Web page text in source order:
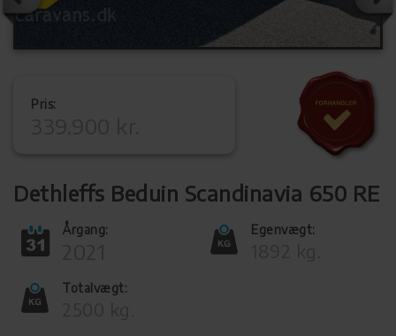
Pris:
Dethleffs Beduin Scandinavia 650 RE
Årgang: Egenvægt:
Totalvægt: